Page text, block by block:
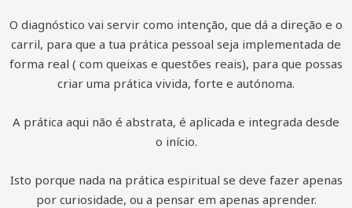
O diagnóstico vai servir como intenção, que dá a direção e o
carril, para que a tua prática pessoal seja implementada de
forma real ( com queixas e questões reais), para que possas
criar uma prática vivida, forte e autónoma.
A prática aqui não é abstrata, é aplicada e integrada desde
o início.
Isto porque nada na prática espiritual se deve fazer apenas
por curiosidade, ou a pensar em apenas aprender.